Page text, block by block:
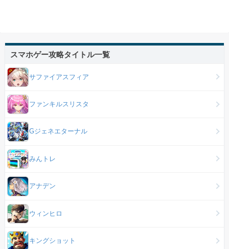
スマホゲー攻略タイトル一覧
サファイアスフィア
ファンキルスリスタ
Gジェネエターナル
みんトレ
アナデン
ウィンヒロ
キングショット